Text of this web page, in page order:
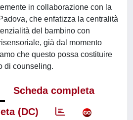
in collaborazione con la
che enfatizza la centralità
del bambino con
già dal momento
che questo possa costituire
di counseling.
Scheda completa
(DC)